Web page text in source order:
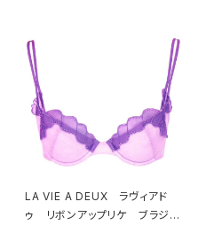
LA VIE A DEUX ラヴィアド
ゥ リボンアップリケ ブラジャ